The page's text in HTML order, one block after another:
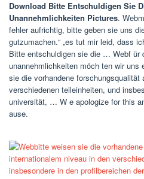
Download Bitte Entschuldigen Sie
Unannehmlichkeiten Pictures.
fehler aufrichtig, bitte geben sie uns
gutzumachen.“ „es tut mir leid, dass
Bitte entschuldigen sie die … Webf ür
unannehmlichkeiten möch ten wir uns
sie die vorhandene
verschiedenen teileinheiten, und
universität, … W e apologize for this
ause.